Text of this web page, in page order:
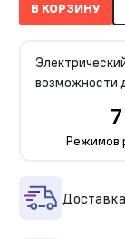
В КОРЗИНУ
возможности
7
Режимов